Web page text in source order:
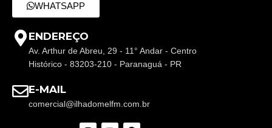
WHATSAPP
ENDEREÇO
Av. Arthur de Abreu, 29 - 11° Andar - Centro
Histórico - 83203-210 - Paranaguá - PR
E-MAIL
comercial@ilhadomelfm.com.br